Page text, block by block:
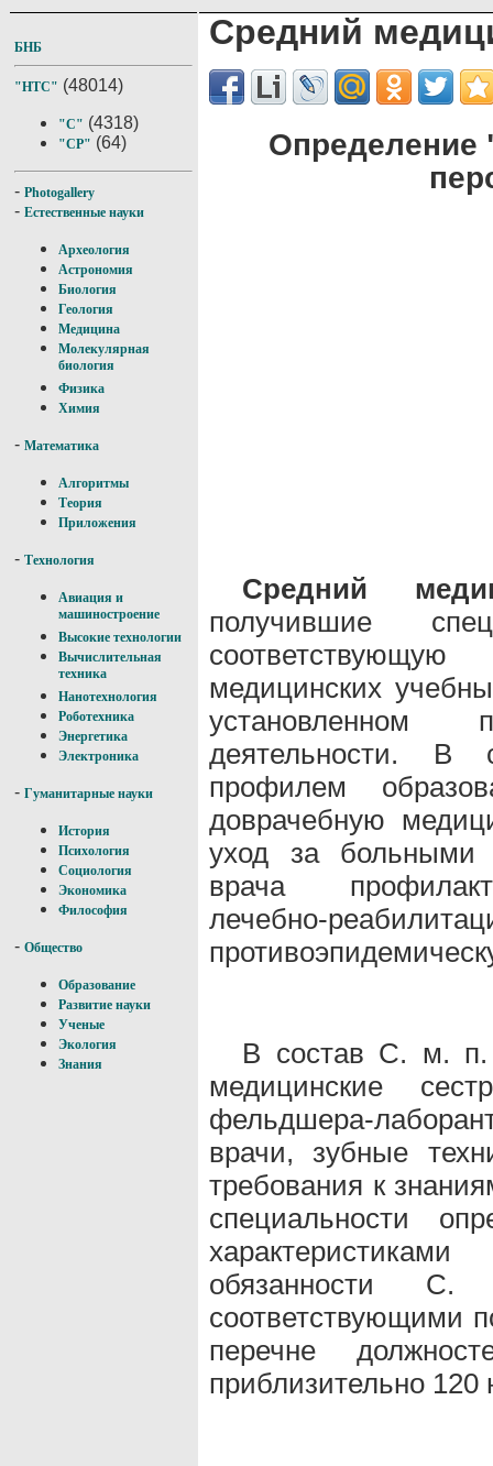
БНБ
"НТС" (48014)
"С" (4318)
"СР" (64)
- Photogallery
- Естественные науки
Археология
Астрономия
Биология
Геология
Медицина
Молекулярная
биология
Физика
Химия
- Математика
Алгоритмы
Теория
Приложения
- Технология
Авиация и
машиностроение
Высокие технологии
Вычислительная
техника
Нанотехнология
Роботехника
Энергетика
Электроника
- Гуманитарные науки
История
Психология
Социология
Экономика
Философия
- Общество
Образование
Развитие науки
Ученые
Экология
Знания
Средний
Определение
Средний
получившие
медицинских
установленном
деятельности. В
профилем
доврачебную
уход за больными
врача
лечебно-
В состав С. м. п.
медицинские
фельдшера-
врачи, зубные
требования к
специальности
обязанности
соответствующими
перечне
приблизительно